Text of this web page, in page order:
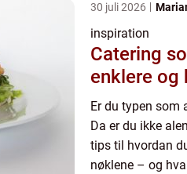
30 juli 2026
inspiration
Catering
enklere og
Er du typen som
Da er du ikke
tips til hvordan
nøklene – og